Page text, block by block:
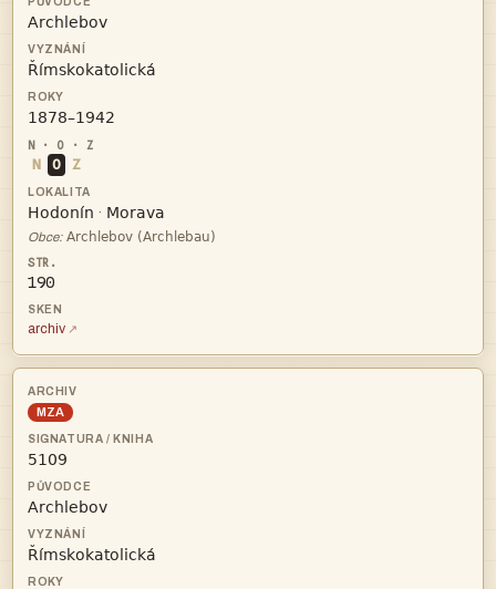



N O Z
 · 
Obce: 
190
archiv
MZA


